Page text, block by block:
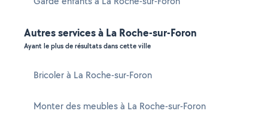
Autres services à La Roche-sur-Foron
Ayant le plus de résultats dans cette ville
Bricoler à La Roche-sur-Foron
Monter des meubles à La Roche-sur-Foron